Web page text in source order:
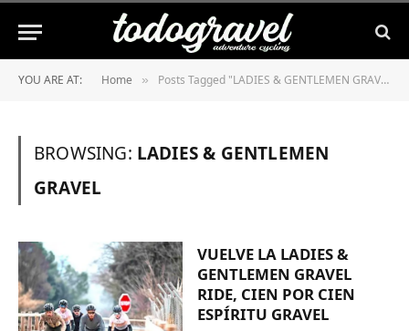
YOU ARE AT: Home » Posts Tagged "LADIES & GENTLEMEN GRAVEL"
BROWSING: LADIES & GENTLEMEN
GRAVEL
VUELVE LA LADIES &
GENTLEMEN GRAVEL
RIDE, CIEN POR CIEN
ESPÍRITU GRAVEL